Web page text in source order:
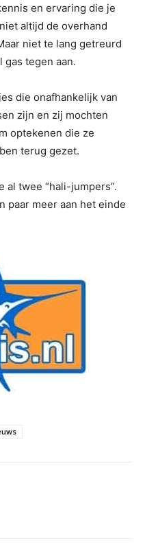
en ervaring die je
altijd de overhand
niet te lang getreurd
gas tegen aan.
die onafhankelijk van
zijn en zij mochten
optekenen die ze
terug gezet.
al twee “hali-jumpers”.
paar meer aan het einde